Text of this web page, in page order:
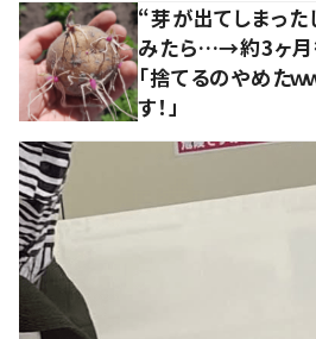
“芽が出てしまっ
みたら…→約3ヶ月
「捨てるのやめたｗ
す！」